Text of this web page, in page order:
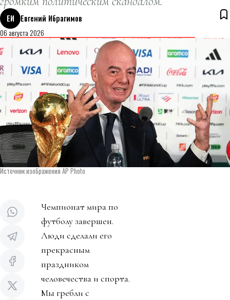
ЕИ
Евгений Ибрагимов
06 августа 2026
Источник изображения AP Photo
Чемпионат мира по
футболу завершен.
Люди сделали его
прекрасным
праздником
человечества и спорта.
Мы гребли с